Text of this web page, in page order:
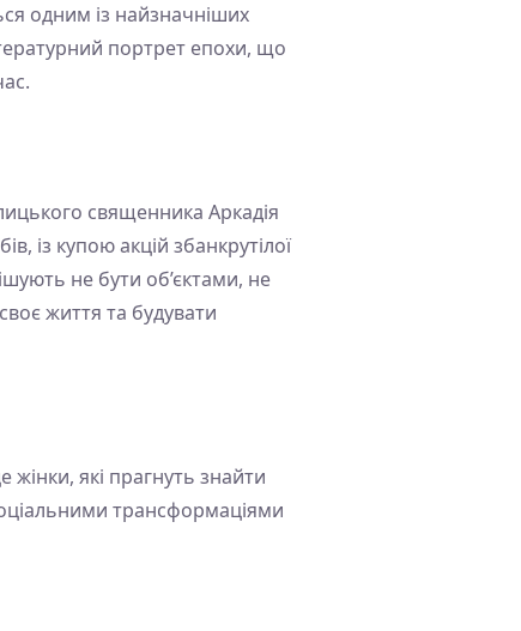
одним із найзначніших
портрет епохи, що
священника Аркадія
із купою акцій збанкрутілої
не бути об’єктами, не
життя та будувати
які прагнуть знайти
трансформаціями